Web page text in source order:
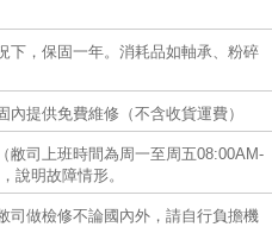
下，保固一年。消耗品如軸承、粉碎
提供免費維修（不含收貨運費）
敝司上班時間為周一至周五08:00AM-
說明故障情形。
司做檢修不論國內外，請自行負擔機